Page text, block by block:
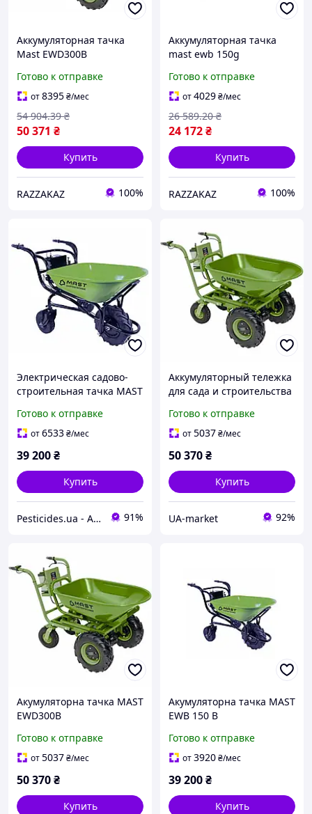
Аккумуляторная тачка
Mast EWD300B
объем 100 л для
перевозки материалов
Готово к отправке
от8395₴/мес
50 371 ₴
54 904.39 ₴
Купить
RAZZAKAZ 100%
Аккумуляторная тачка
mast ewb 150g
грузоподъемность 150 кг
объем 75 л для перевозки
материалов
Готово к отправке
от4029₴/мес
24 172₴
26 589.20 ₴
Купить
RAZZAKAZ 100%
Электрическая садово-
строительная тачка MAST
аккумуляторе для
тяжелых работ
Готово к отправке
от6533₴/мес
39 200₴
Купить
Pesticides.ua - Аграрная продукция и не только !!! 91%
Аккумуляторный тележка
для сада и строительства
грузоподъёмностью 300
кг
Готово к отправке
от5037₴/мес
50 370₴
Купить
UA-market 92%
Акумуляторна тачка MAST
EWD300B
Готово к отправке
от5037₴/мес
50 370₴
Купить
Акумуляторна тачка MAST
EWB 150 B
Готово к отправке
от3920₴/мес
39 200₴
Купить